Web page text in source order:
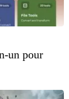
un pour